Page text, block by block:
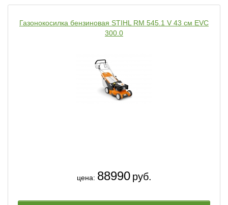
Газонокосилка бензиновая STIHL RM 545.1 V 43 см EVC
300.0
цена: 88990 руб.